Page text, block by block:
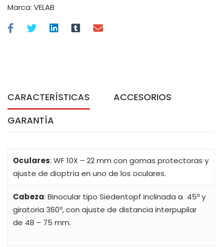
Marca: VELAB
CARACTERÍSTICAS
ACCESORIOS
GARANTÍA
Oculares: WF 10X – 22 mm con gomas protectoras y
ajuste de dioptría en uno de los oculares.
Cabeza: Binocular tipo Siedentopf inclinada a 45º y
giratoria 360º, con ajuste de distancia interpupilar
de 48 – 75 mm.